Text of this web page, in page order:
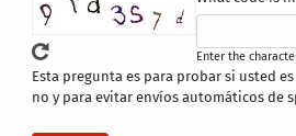
Enter the
Esta pregunta es para probar si usted
no y para evitar envíos automáticos de